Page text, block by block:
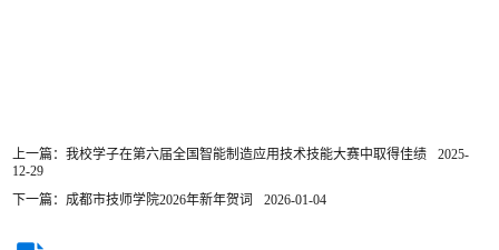
上一篇：我校学子在第六届全国智能制造应用技术技能大赛中取得佳绩
2025-
12-29
下一篇：成都市技师学院2026年新年贺词
2026-01-04